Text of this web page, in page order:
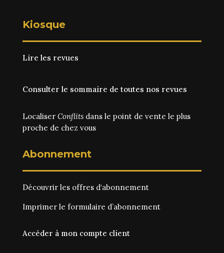
Kiosque
Lire les revues
Consulter le sommaire de toutes nos revues
Localiser Conflitsdans le point de vente le plus
proche de chez vous
Abonnement
Découvrir les offres d‘abonnement
Imprimer le formulaire d’abonnement
Accéder à mon compte client